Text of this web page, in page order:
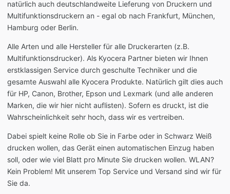
natürlich auch deutschlandweite Lieferung von Druckern und
Multifunktionsdruckern an - egal ob nach Frankfurt, München,
Hamburg oder Berlin.
Alle Arten und alle Hersteller für alle Druckerarten (z.B.
Multifunktionsdrucker). Als Kyocera Partner bieten wir Ihnen
erstklassigen Service durch geschulte Techniker und die
gesamte Auswahl alle Kyocera Produkte. Natürlich gilt dies auch
für HP, Canon, Brother, Epson und Lexmark (und alle anderen
Marken, die wir hier nicht auflisten). Sofern es druckt, ist die
Wahrscheinlichkeit sehr hoch, dass wir es vertreiben.
Dabei spielt keine Rolle ob Sie in Farbe oder in Schwarz Weiß
drucken wollen, das Gerät einen automatischen Einzug haben
soll, oder wie viel Blatt pro Minute Sie drucken wollen. WLAN?
Kein Problem! Mit unserem Top Service und Versand sind wir für
Sie da.